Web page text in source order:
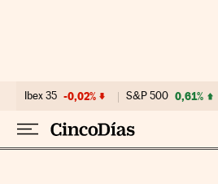
Ibex 35 -0,02% S&P 500 0,61%